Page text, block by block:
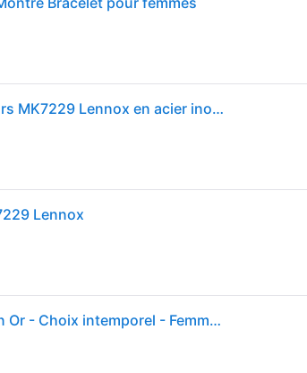
Montre pour femmes Michael Kors MK7229 Lennox en acier inoxydable doré
Lennox
Michael Kors - Montre Lennox en Or - Choix intemporel - Femme - Accessoires - Jaune - Taille: ONE Size